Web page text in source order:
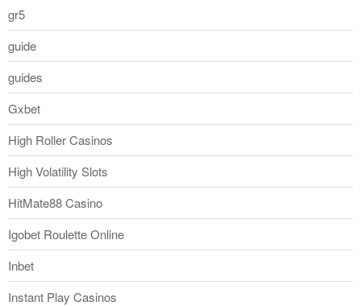
gr5
guide
guides
Gxbet
High Roller Casinos
High Volatility Slots
HitMate88 Casino
Igobet Roulette Online
Inbet
Instant Play Casinos